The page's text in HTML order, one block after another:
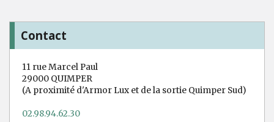
Contact
11 rue Marcel Paul
29000 QUIMPER
(A proximité d'Armor Lux et de la sortie Quimper Sud)
02.98.94.62.30